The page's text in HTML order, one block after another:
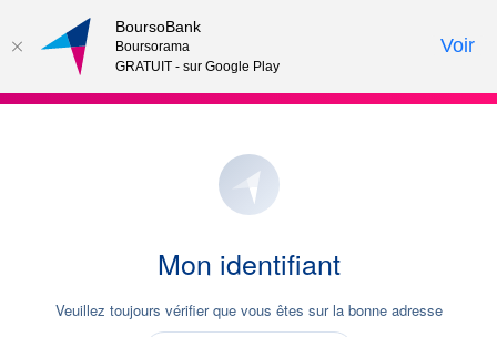
Mon identifiant
Veuillez toujours vérifier que vous êtes sur la bonne adresse
BoursoBank
Boursorama
GRATUIT - sur Google Play
Voir